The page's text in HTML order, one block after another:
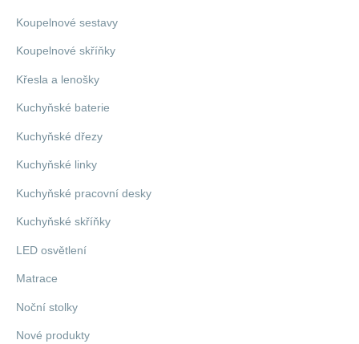
Koupelnové sestavy
Koupelnové skříňky
Křesla a lenošky
Kuchyňské baterie
Kuchyňské dřezy
Kuchyňské linky
Kuchyňské pracovní desky
Kuchyňské skříňky
LED osvětlení
Matrace
Noční stolky
Nové produkty